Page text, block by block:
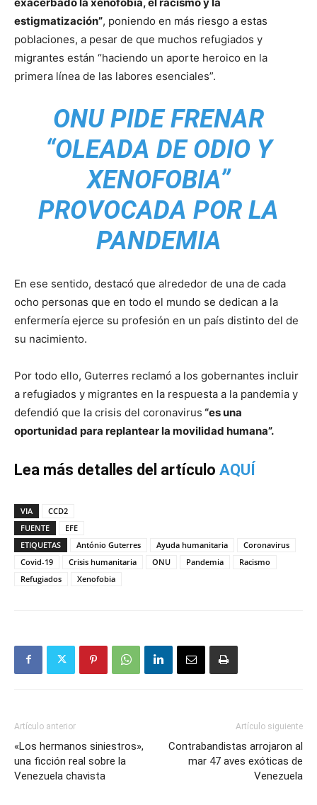
estigmatización”, poniendo en más riesgo a estas
poblaciones, a pesar de que muchos refugiados y
migrantes están “haciendo un aporte heroico en la
primera línea de las labores esenciales”.
ONU PIDE FRENAR
“OLEADA DE ODIO Y
XENOFOBIA”
PROVOCADA POR LA
PANDEMIA
En ese sentido, destacó que alrededor de una de cada
ocho personas que en todo el mundo se dedican a la
enfermería ejerce su profesión en un país distinto del de
su nacimiento.
Por todo ello, Guterres reclamó a los gobernantes incluir
a refugiados y migrantes en la respuesta a la pandemia y
defendió que la crisis del coronavirus “es una
oportunidad para replantear la movilidad humana”.
Lea más detalles del artículo AQUÍ
VIA
CCD2
FUENTE
EFE
ETIQUETAS
António Guterres Ayuda humanitaria
Coronavirus
Covid-19
Crisis humanitaria ONU Pandemia
Racismo
Refugiados
Xenofobia
Artículo anterior
«Los hermanos siniestros»,
una ficción real sobre la
Venezuela chavista
Artículo siguiente
Contrabandistas arrojaron al
mar 47 aves exóticas de
Venezuela